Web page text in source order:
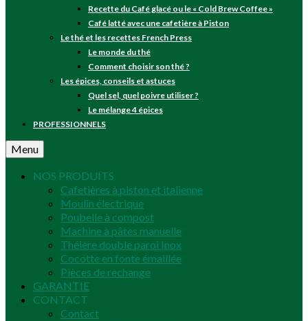
Recette du Café glacé ou le « Cold Brew Coffee »
Café latté avec une cafetière à Piston
Le thé et les recettes French Press
Le monde du thé
Comment choisir son thé ?
Les épices, conseils et astuces
Quel sel, quel poivre utiliser ?
Le mélange 4 épices
PROFESSIONNELS
Menu
NOS PRODUITS
Cafetières à piston et italienne
Moulin électrique
Poubelle à compost
Machine à pâtes manuelle
Théière double paroi Inox
Cocotte en fonte émaillée
Pièces de rechange
GARANTIE
CONTACT
Contact